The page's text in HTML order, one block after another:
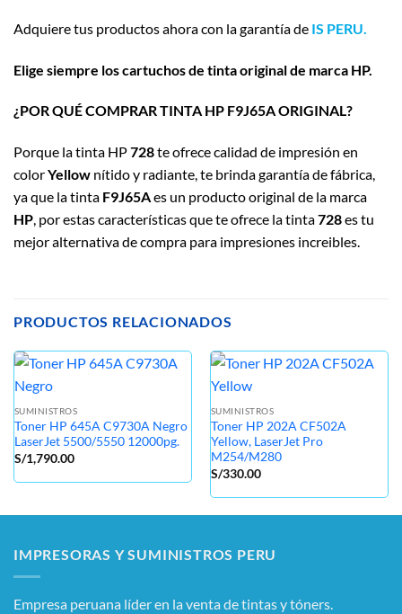
Adquiere tus productos ahora con la garantía de IS PERU.
Elige siempre los cartuchos de tinta original de marca HP.
¿POR QUÉ COMPRAR TINTA HP F9J65A ORIGINAL?
Porque la tinta HP728te ofrece calidad de impresión en
colorYellow nítido y radiante, te brinda garantía de fábrica,
ya que la tinta F9J65Aes un producto original de la marca
HP, por estas características que te ofrece la tinta728es tu
mejor alternativa de compra para impresiones increibles.
PRODUCTOS RELACIONADOS
SUMINISTROS
Toner HP 645A C9730A Negro
LaserJet 5500/5550 12000pg.
S/1,790.00
SUMINISTROS
Toner HP 202A CF502A
Yellow, LaserJet Pro
M254/M280
S/330.00
IMPRESORAS Y SUMINISTROS PERU
Empresa peruana líder en la venta de tintas y tóners.